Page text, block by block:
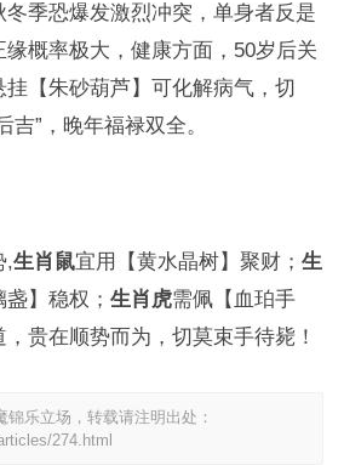
冬季恐爆发激烈冲突，单身者反是
缘概率极大，健康方面，50岁后关
【朱砂葫芦】可化解病气，切
吉”，晚年福禄双全。
,生肖鼠宜用【黄水晶树】聚财； 生
】稳权； 生肖虎需佩【血珀手
贵在顺势而为，切莫束手待毙！
乐立场，转载请注明出处：
274.html